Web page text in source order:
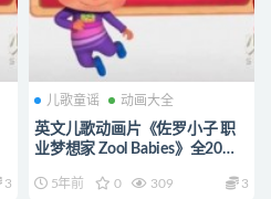
3
儿歌童谣 动画大全
英文儿歌动画片《佐罗小子 职
业梦想家 Zool Babies》全20集
片佐罗小子下载
5年前 0 309 3